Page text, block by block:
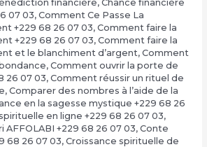
financière, Chance financière
07 03, Comment Ce Passe La
+229 68 26 07 03, Comment faire la
+229 68 26 07 03, Comment faire la
et le blanchiment d’argent, Comment
, Comment ouvrir la porte de
26 07 03, Comment réussir un rituel de
, Comparer des nombres à l’aide de la
en la sagesse mystique +229 68 26
en ligne +229 68 26 07 03,
+229 68 26 07 03, Conte
68 26 07 03, Croissance spirituelle de